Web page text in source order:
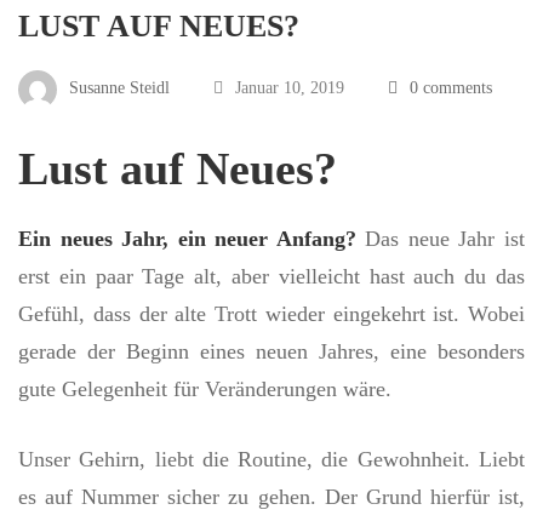
LUST AUF NEUES?
Susanne Steidl Januar 10, 2019 0 comments
Lust auf Neues?
Ein neues Jahr, ein neuer Anfang? Das neue Jahr ist
erst ein paar Tage alt, aber vielleicht hast auch du das
Gefühl, dass der alte Trott wieder eingekehrt ist. Wobei
gerade der Beginn eines neuen Jahres, eine besonders
gute Gelegenheit für Veränderungen wäre.
Unser Gehirn, liebt die Routine, die Gewohnheit. Liebt
es auf Nummer sicher zu gehen. Der Grund hierfür ist,